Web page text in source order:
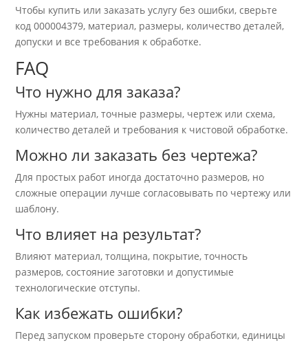
Чтобы купить или заказать услугу без ошибки, сверьте
код 000004379, материал, размеры, количество деталей,
допуски и все требования к обработке.
FAQ
Что нужно для заказа?
Нужны материал, точные размеры, чертеж или схема,
количество деталей и требования к чистовой обработке.
Можно ли заказать без чертежа?
Для простых работ иногда достаточно размеров, но
сложные операции лучше согласовывать по чертежу или
шаблону.
Что влияет на результат?
Влияют материал, толщина, покрытие, точность
размеров, состояние заготовки и допустимые
технологические отступы.
Как избежать ошибки?
Перед запуском проверьте сторону обработки, единицы